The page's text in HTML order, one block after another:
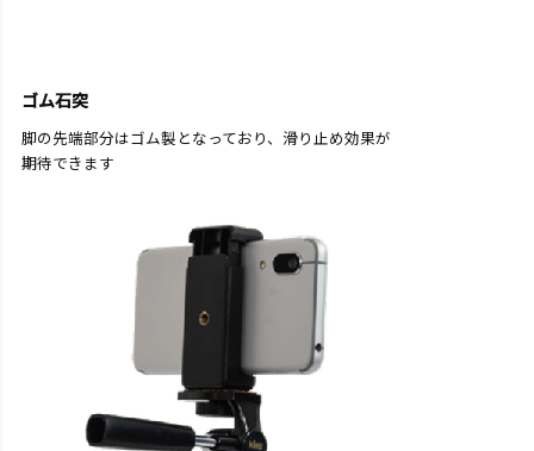
ゴム石突
脚の先端部分はゴム製となっており、滑り止め効果が
期待できます